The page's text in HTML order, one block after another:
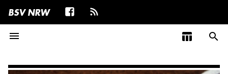
BSV NRW
menu
table_chart search